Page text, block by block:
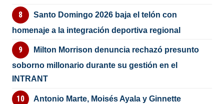
Santo Domingo 2026 baja el telón con
homenaje a la integración deportiva regional
Milton Morrison denuncia rechazó presunto
soborno millonario durante su gestión en el
INTRANT
Antonio Marte, Moisés Ayala y Ginnette